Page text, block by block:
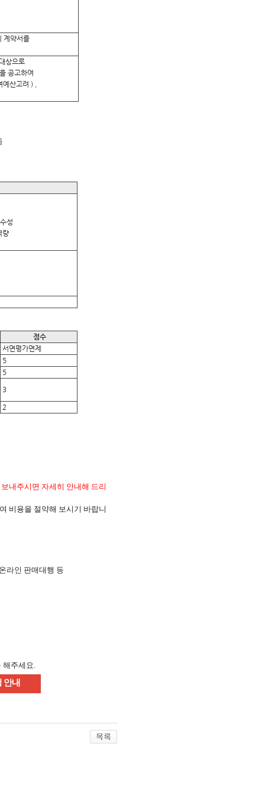
계약서를
상으로
공고하여
산고려 ) ,
성
량
점수
서면평가면제
5
5
3
2
내주시면 자세히 안내해 드리
비용을 절약해 보시기 바랍니
라인 판매대행 등
해주세요.
안내